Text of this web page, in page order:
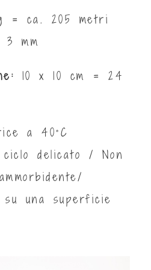
= ca. 205 metri
3 mm
10 x 10 cm = 24
a 40°C
ciclo delicato / Non
una superficie